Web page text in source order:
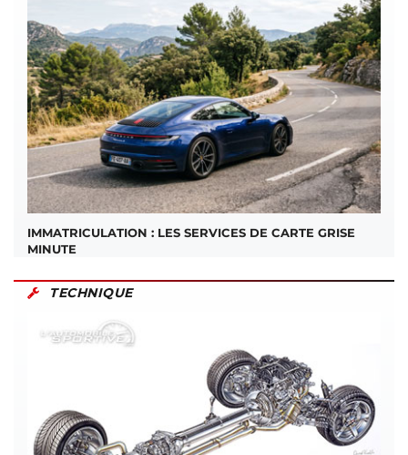
IMMATRICULATION : LES SERVICES DE CARTE GRISE
MINUTE
TECHNIQUE